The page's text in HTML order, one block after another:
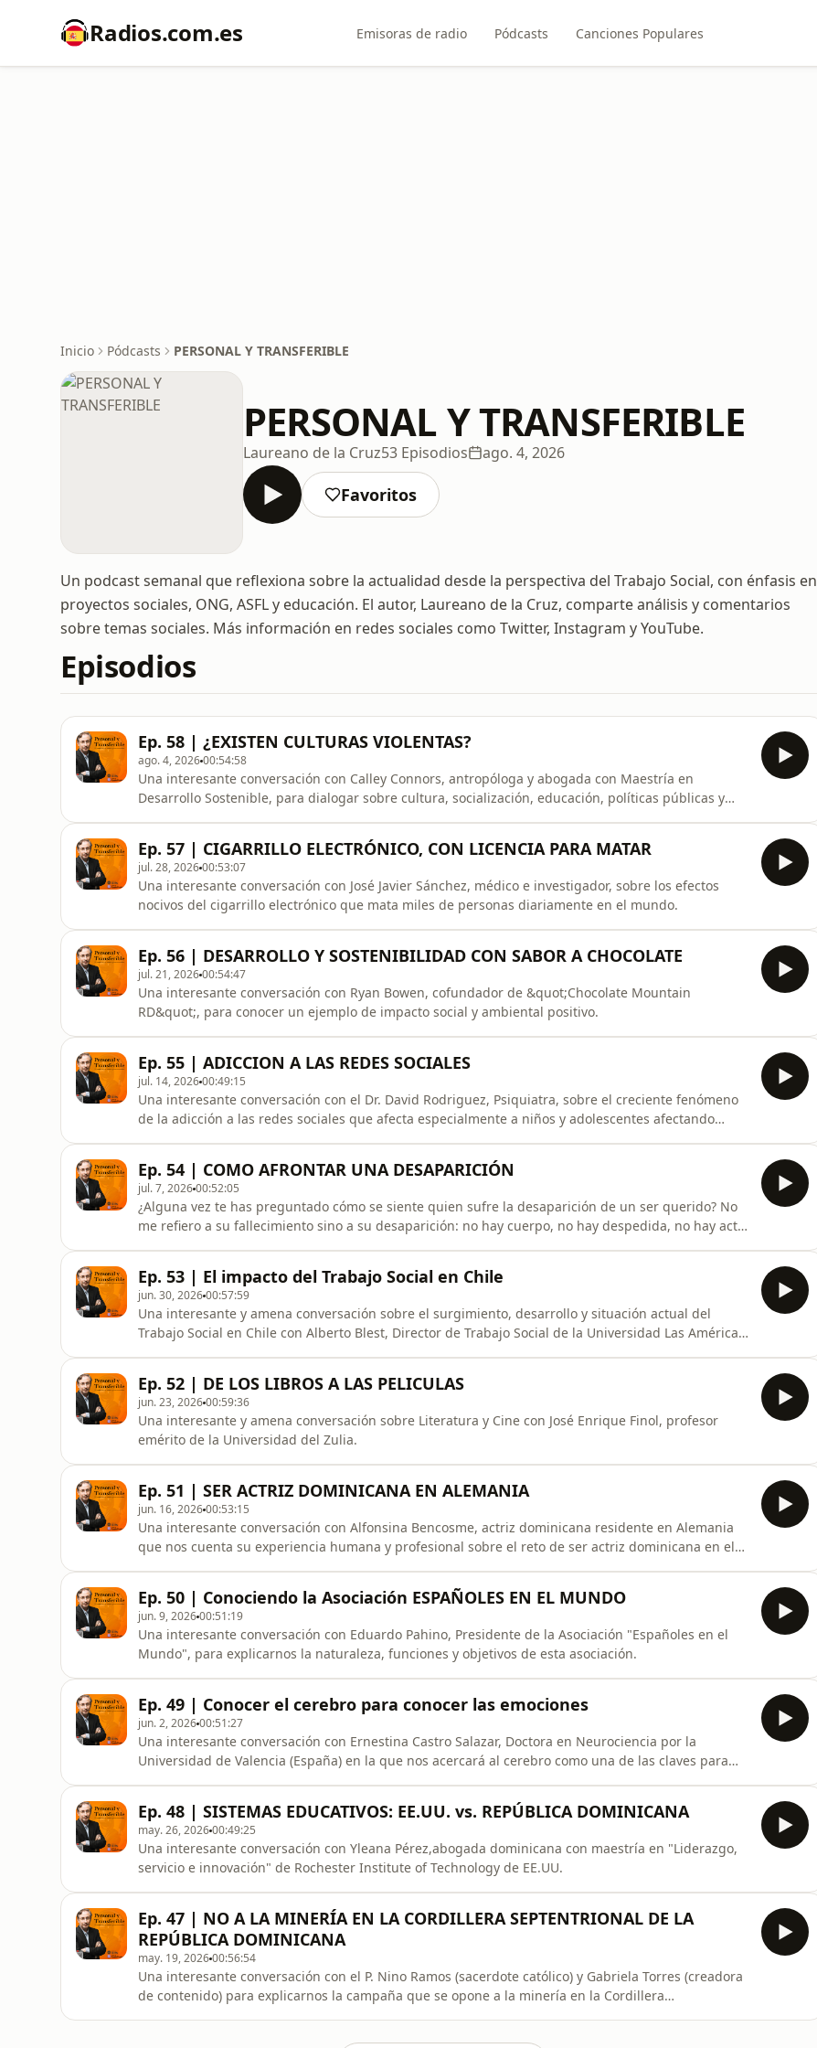
Radios.com.es Emisoras de radio Pódcasts Canciones Populares
Inicio Pódcasts PERSONAL Y TRANSFERIBLE
PERSONAL Y TRANSFERIBLE
Laureano de la Cruz53 Episodios ago. 4, 2026
Favoritos
Un podcast semanal que reflexiona sobre la actualidad desde la perspectiva del Trabajo Social, con énfasis en
proyectos sociales, ONG, ASFL y educación. El autor, Laureano de la Cruz, comparte análisis y comentarios
sobre temas sociales. Más información en redes sociales como Twitter, Instagram y YouTube.
Episodios
Ep. 58 | ¿EXISTEN CULTURAS VIOLENTAS?
ago. 4, 202600:54:58
Una interesante conversación con Calley Connors, antropóloga y abogada con Maestría en
Desarrollo Sostenible, para dialogar sobre cultura, socialización, educación, políticas públicas y
Ep. 57 | CIGARRILLO ELECTRÓNICO, CON LICENCIA PARA MATAR
jul. 28, 202600:53:07
Una interesante conversación con José Javier Sánchez, médico e investigador, sobre los efectos
nocivos del cigarrillo electrónico que mata miles de personas diariamente en el mundo.
Ep. 56 | DESARROLLO Y SOSTENIBILIDAD CON SABOR A CHOCOLATE
jul. 21, 202600:54:47
Una interesante conversación con Ryan Bowen, cofundador de &quot;Chocolate Mountain
RD&quot;, para conocer un ejemplo de impacto social y ambiental positivo.
Ep. 55 | ADICCION A LAS REDES SOCIALES
jul. 14, 202600:49:15
Una interesante conversación con el Dr. David Rodriguez, Psiquiatra, sobre el creciente fenómeno
de la adicción a las redes sociales que afecta especialmente a niños y adolescentes afectando
Ep. 54 | COMO AFRONTAR UNA DESAPARICIÓN
jul. 7, 202600:52:05
¿Alguna vez te has preguntado cómo se siente quien sufre la desaparición de un ser querido? No
me refiero a su fallecimiento sino a su desaparición: no hay cuerpo, no hay despedida, no hay acta
FAMILIARES DE DESAPARECIDOS -A
Ep. 53 | El impacto del Trabajo Social en Chile
jun. 30, 202600:57:59
Una interesante y amena conversación sobre el surgimiento, desarrollo y situación actual del
Trabajo Social en Chile con Alberto Blest, Director de Trabajo Social de la Universidad Las Américas
Ep. 52 | DE LOS LIBROS A LAS PELICULAS
jun. 23, 202600:59:36
Una interesante y amena conversación sobre Literatura y Cine con José Enrique Finol, profesor
emérito de la Universidad del Zulia.
Ep. 51 | SER ACTRIZ DOMINICANA EN ALEMANIA
jun. 16, 202600:53:15
Una interesante conversación con Alfonsina Bencosme, actriz dominicana residente en Alemania
que nos cuenta su experiencia humana y profesional sobre el reto de ser actriz dominicana en el
Ep. 50 | Conociendo la Asociación ESPAÑOLES EN EL MUNDO
jun. 9, 202600:51:19
Una interesante conversación con Eduardo Pahino, Presidente de la Asociación "Españoles en el
Mundo", para explicarnos la naturaleza, funciones y objetivos de esta asociación.
Ep. 49 | Conocer el cerebro para conocer las emociones
jun. 2, 202600:51:27
Una interesante conversación con Ernestina Castro Salazar, Doctora en Neurociencia por la
Universidad de Valencia (España) en la que nos acercará al cerebro como una de las claves para
Ep. 48 | SISTEMAS EDUCATIVOS: EE.UU. vs. REPÚBLICA DOMINICANA
may. 26, 202600:49:25
Una interesante conversación con Yleana Pérez,abogada dominicana con maestría en "Liderazgo,
servicio e innovación" de Rochester Institute of Technology de EE.UU.
Ep. 47 | NO A LA MINERÍA EN LA CORDILLERA SEPTENTRIONAL DE LA
REPÚBLICA DOMINICANA
may. 19, 202600:56:54
Una interesante conversación con el P. Nino Ramos (sacerdote católico) y Gabriela Torres (creadora
de contenido) para explicarnos la campaña que se opone a la minería en la Cordillera